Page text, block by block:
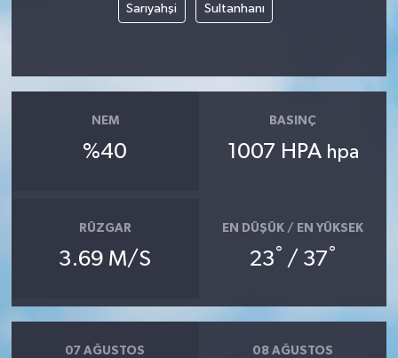
Sarıyahşi Sultanhanı
NEM
%40
BASINÇ
1007 HPA hpa
RÜZGAR
3.69 M/S
EN DÜŞÜK / EN YÜKSEK
23° / 37°
07 AĞUSTOS 08 AĞUSTOS
AboneHaber Özel